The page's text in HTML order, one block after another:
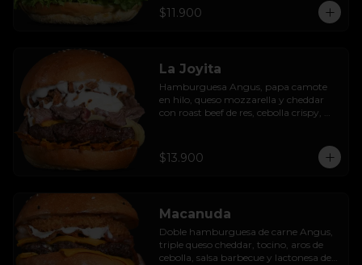
$11.900
La Joyita
Hamburguesa Angus, papa camote
en hilo, queso mozzarella y cheddar
con roast beef de res, cebolla crispy,
$13.900
Macanuda
Doble hamburguesa de carne Angus,
triple queso cheddar, tocino, aros de
cebolla, salsa barbecue y lactonesa de